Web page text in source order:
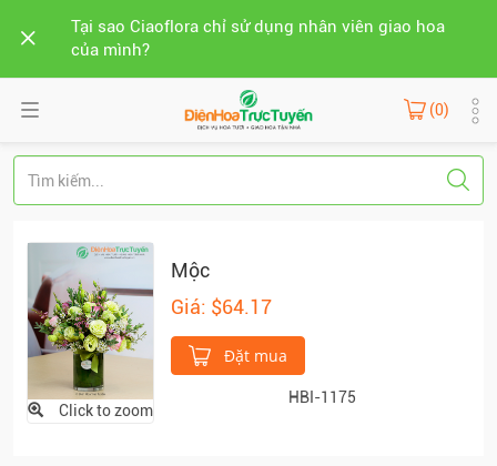
Tại sao Ciaoflora chỉ sử dụng nhân viên giao hoa
của mình?
(0)
Click to zoom
Mộc
Giá: $64.17
Đặt mua
HBI-1175